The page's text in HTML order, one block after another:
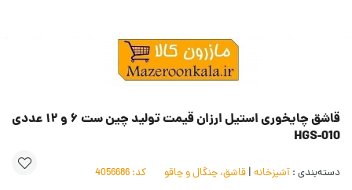
قاشق چایخوری استیل ارزان قیمت تولید چین ست ۶ و ۱۲ عددی
HGS-010
دسته‌بندی : آشپزخانه | قاشق، چنگال و چاقو کد: